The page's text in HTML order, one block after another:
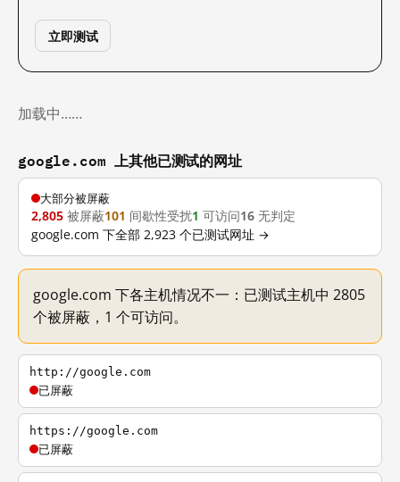
立即测试
加载中……
google.com 上其他已测试的网址
大部分被屏蔽
2,805 被屏蔽101 间歇性受扰1 可访问16 无判定
google.com 下全部 2,923 个已测试网址 →
google.com 下各主机情况不一：已测试主机中 2805
个被屏蔽，1 个可访问。
http://google.com
已屏蔽
https://google.com
已屏蔽